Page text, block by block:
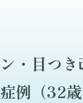
・目つ
例（32